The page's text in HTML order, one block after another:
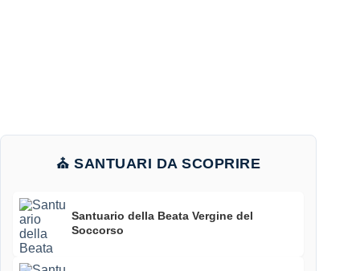
⛪ SANTUARI DA SCOPRIRE
Santuario della Beata Vergine del
Soccorso